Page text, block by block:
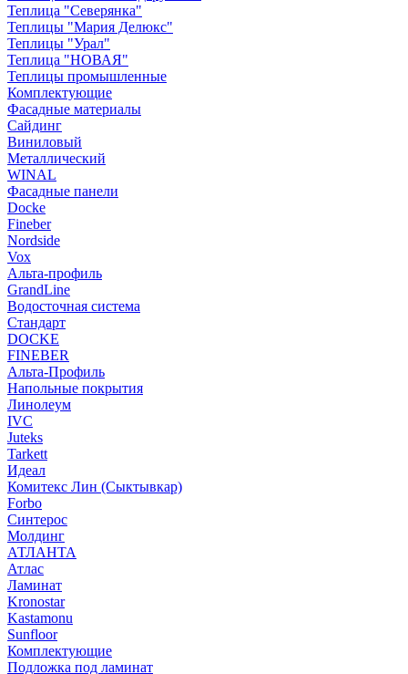
Теплица "Северянка"
Теплицы "Мария Делюкс"
Теплицы "Урал"
Теплица "НОВАЯ"
Теплицы промышленные
Комплектующие
Фасадные материалы
Сайдинг
Виниловый
Металлический
WINAL
Фасадные панели
Docke
Fineber
Nordside
Vox
Альта-профиль
GrandLine
Водосточная система
Стандарт
DOCKE
FINEBER
Альта-Профиль
Напольные покрытия
Линолеум
IVC
Juteks
Tarkett
Идеал
Комитекс Лин (Сыктывкар)
Forbo
Синтерос
Молдинг
АТЛАНТА
Атлас
Ламинат
Kronostar
Kastamonu
Sunfloor
Комплектующие
Подложка под ламинат